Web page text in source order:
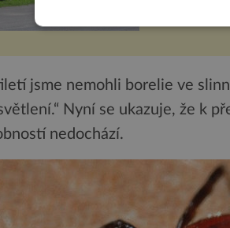
jsme nemohli borelie ve
Nyní se ukazuje, že k
nedochází.